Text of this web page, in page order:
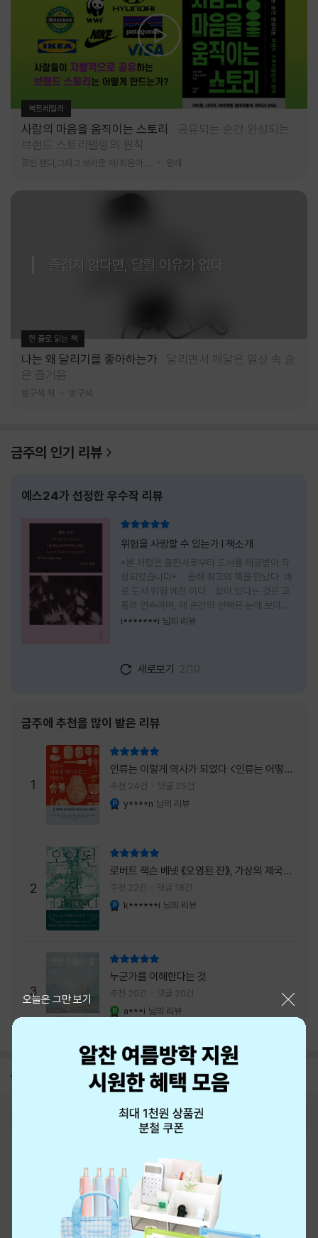
북트레일러
사람의 마음을 움직이는 스토리
공유되는 순간 완성되는
브랜드 스토리텔링의 원칙
알레
즐겁지 않다면, 달릴 이유가 없다
한 줄로 읽는 책
나는 왜 달리기를 좋아하는가
달리면서 깨달은 일상 속 숨
은 즐거움
방구석 저 방구석
금주의 인기 리뷰
예스24가 선정한 우수작 리뷰
위험을 사랑할 수 있는가 l 책소개
*본 서평은 출판사로부터 도서를 제공받아 작
성되었습니다* 올해 최고의 책을 만났다. 바
로 도서 위험 예찬 이다. 살아 있다는 것은 고
통의 연속이며, 매 순간의 선택은 눈에 보이지
않는 위험을 감수해야 한다는 것을 의미한다.
도전하고 미지의 세계로 발을 내딛기란 결코 쉬
운 일이 아니다. 그러나 이 책을 읽다 보면 그 마
내가 진실로 원했던 방향을 향해 움직이고 있을
지도 모른다. 위험은 두려움의 대상이 아니라,
내가 진짜 원하는 삶으로 향하는 문 앞에 늘 함
께 서 있기 때문이다. 이 책은 프랑스의 철학
자이자 정신분석가인 안 뒤푸르망
i*******i 님의 리뷰
새로보기 2/10
금주에 추천을 많이 받은 리뷰
1
인류는 이렇게 역사가 되었다 <인류는 어떻게
역사가 되었나>
추천 24건 댓글 25건
y****n 님의 리뷰
2
로버트 잭슨 베넷 《오염된 잔》, 가상의 제국이
주는 실감과 미스터리 사건의 치밀함이 이루어
내는 최상의 시너지...
추천 22건 댓글 18건
k******i 님의 리뷰
3
누군가를 이해한다는 것
추천 20건 댓글 20건
a***i 님의 리뷰
공지 26년 NBCI 수상 안내
오늘은 그만 보기
최근 본 상품
eBook 1:1문의/채팅상담
예스이십사(주) 사업자 정보
이용약관
개인정보처리방침
청소년보호정책
PC버전
회사소개
거래처관계자께